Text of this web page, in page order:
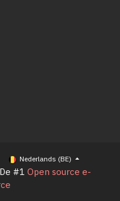
Nederlands (BE)
#1 Open source e-